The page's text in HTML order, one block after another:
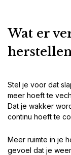
Wat er
Stel je voor dat
meer hoeft te
Dat je wakker
continu hoeft te
Meer ruimte in je
gevoel dat je